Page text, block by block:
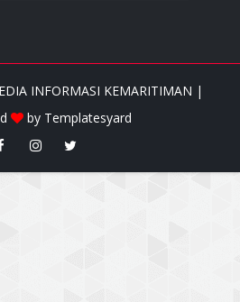
INFORMASI KEMARITIMAN |
by Templatesyard